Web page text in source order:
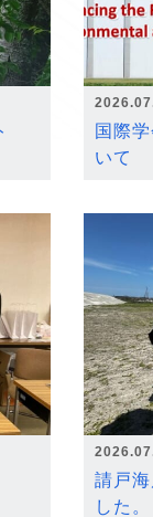
国際
いて
請戸
した。